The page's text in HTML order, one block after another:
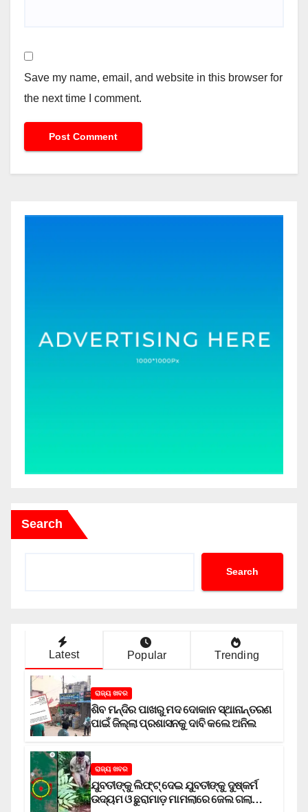
Save my name, email, and website in this browser for
the next time I comment.
Search
Search
Latest Popular Trending
ରାଜ୍ୟ ଖବର
ଶିବ ମନ୍ଦିର ପାଖରୁ ମଦ ଦୋକାନ ସ୍ଥାନାନ୍ତରଣ
ପାଇଁ ଜିଲ୍ଲା ପ୍ରଶାସନକୁ ଦାବି କଲେ ଅନିଲ
ରାଜ୍ୟ ଖବର
ଯୁବତୀଙ୍କୁ ଲିଫ୍‌ଟ୍‌ ଦେଇ ଯୁବତୀଙ୍କୁ ଦୁଷ୍କର୍ମ
ଉଦ୍ୟମ ଓ ଛୁରାମାଡ଼ ମାମଲାରେ ଜେଲ ଗଲା